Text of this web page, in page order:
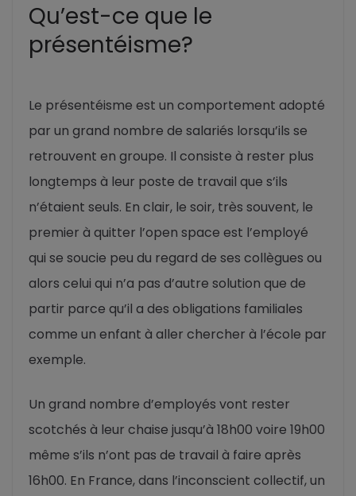
Qu’est-ce que le
présentéisme?
Le présentéisme est un comportement adopté
par un grand nombre de salariés lorsqu’ils se
retrouvent en groupe. Il consiste à rester plus
longtemps à leur poste de travail que s’ils
n’étaient seuls. En clair, le soir, très souvent, le
premier à quitter l’open space est l’employé
qui se soucie peu du regard de ses collègues ou
alors celui qui n’a pas d’autre solution que de
partir parce qu’il a des obligations familiales
comme un enfant à aller chercher à l’école par
exemple.
Un grand nombre d’employés vont rester
scotchés à leur chaise jusqu’à 18h00 voire 19h00
même s’ils n’ont pas de travail à faire après
16h00. En France, dans l’inconscient collectif, un